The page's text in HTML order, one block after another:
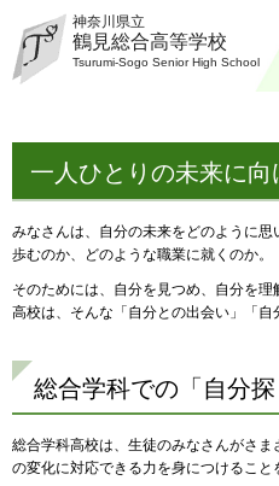
神奈川県立
鶴見総合高等学校
Tsurumi-Sogo Senior High School
一人ひとりの未来に向
みなさんは、自分の未来をどのように
歩むのか、どのような職業に就くのか。
そのためには、自分を見つめ、自分を
高校は、そんな「自分との出会い」「自
総合学科での「自分探
総合学科高校は、生徒のみなさんがさ
の変化に対応できる力を身につけること